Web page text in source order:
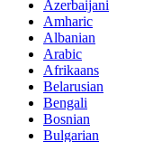
Azerbaijani
Amharic
Albanian
Arabic
Afrikaans
Belarusian
Bengali
Bosnian
Bulgarian